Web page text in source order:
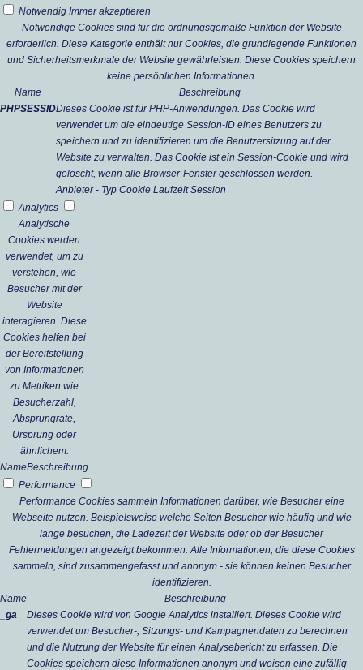
Notwendig Immer akzeptieren
Notwendige Cookies sind für die ordnungsgemäße Funktion der Website
erforderlich. Diese Kategorie enthält nur Cookies, die grundlegende Funktionen
und Sicherheitsmerkmale der Website gewährleisten. Diese Cookies speichern
keine persönlichen Informationen.
Name
Beschreibung
PHPSESSIDDieses Cookie ist für PHP-Anwendungen. Das Cookie wird
verwendet um die eindeutige Session-ID eines Benutzers zu
speichern und zu identifizieren um die Benutzersitzung auf der
Website zu verwalten. Das Cookie ist ein Session-Cookie und wird
gelöscht, wenn alle Browser-Fenster geschlossen werden.
Anbieter - Typ Cookie Laufzeit Session
Analytics
Analytische
Cookies werden
verwendet, um zu
verstehen, wie
Besucher mit der
Website
interagieren. Diese
Cookies helfen bei
der Bereitstellung
von Informationen
zu Metriken wie
Besucherzahl,
Absprungrate,
Ursprung oder
ähnlichem.
NameBeschreibung
Performance
Performance Cookies sammeln Informationen darüber, wie Besucher eine
Webseite nutzen. Beispielsweise welche Seiten Besucher wie häufig und wie
lange besuchen, die Ladezeit der Website oder ob der Besucher
Fehlermeldungen angezeigt bekommen. Alle Informationen, die diese Cookies
sammeln, sind zusammengefasst und anonym - sie können keinen Besucher
identifizieren.
Name
Beschreibung
_ga
Dieses Cookie wird von Google Analytics installiert. Dieses Cookie wird
verwendet um Besucher-, Sitzungs- und Kampagnendaten zu berechnen
und die Nutzung der Website für einen Analysebericht zu erfassen. Die
Cookies speichern diese Informationen anonym und weisen eine zufällig